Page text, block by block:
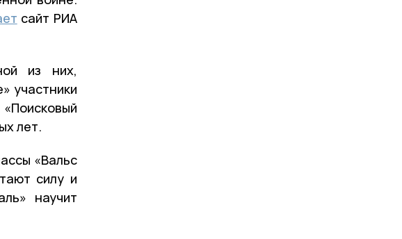
сайт РИА
из них,
участники
лет.
«Вальс
силу и
научит